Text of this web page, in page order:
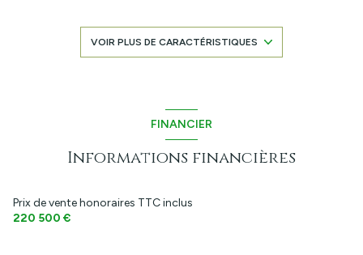
1 garage(s)
2 parking(s)
VOIR PLUS DE CARACTÉRISTIQUES
FINANCIER
Informations financières
Prix de vente honoraires TTC inclus
220 500 €